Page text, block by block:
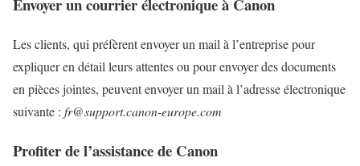
Envoyer un courrier électronique à Canon
Les clients, qui préfèrent envoyer un mail à l’entreprise pour
expliquer en détail leurs attentes ou pour envoyer des documents
en pièces jointes, peuvent envoyer un mail à l’adresse électronique
suivante : fr@support.canon-europe.com
Profiter de l’assistance de Canon